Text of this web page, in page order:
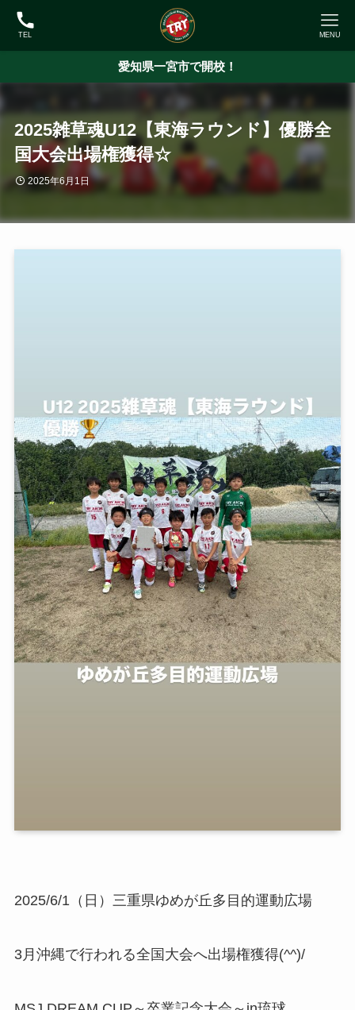
TEL MENU
愛知県一宮市で開校！
2025雑草魂U12【東海ラウンド】優勝全
国大会出場権獲得☆
2025年6月1日
2025/6/1（日）三重県ゆめが丘多目的運動広場
3月沖縄で行われる全国大会へ出場権獲得(^^)/